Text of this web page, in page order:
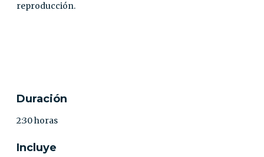
reproducción.
Duración
2:30 horas
Incluye